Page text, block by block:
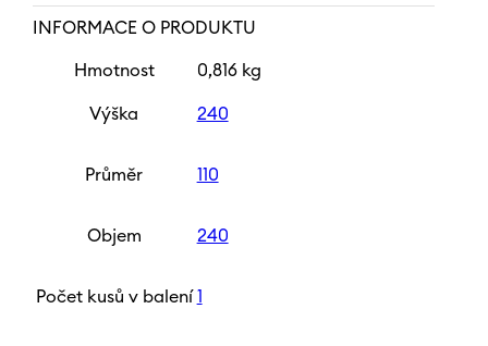
INFORMACE O PRODUKTU
Hmotnost 0,816 kg
Výška 240
Průměr 110
Objem 240
Počet kusů v balení 1